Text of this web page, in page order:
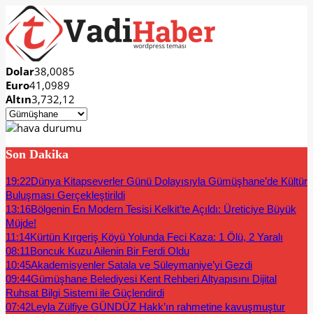
Dolar38,0085
Euro41,0989
Altın3,732,12
Son Dakika
19:22Dünya Kitapseverler Günü Dolayısıyla Gümüşhane’de Kültür
Buluşması Gerçekleştirildi
13:16Bölgenin En Modern Tesisi Kelkit’te Açıldı: Üreticiye Büyük
Müjde!
11:14Kürtün Kırgeriş Köyü Yolunda Feci Kaza: 1 Ölü, 2 Yaralı
08:11Boncuk Kuzu Ailenin Bir Ferdi Oldu
10:45Akademisyenler Satala ve Süleymaniye’yi Gezdi
09:44Gümüşhane Belediyesi Kent Rehberi Altyapısını Dijital
Ruhsat Bilgi Sistemi ile Güçlendirdi
07:42Leyla Zülfiye GÜNDÜZ Hakk’ın rahmetine kavuşmuştur